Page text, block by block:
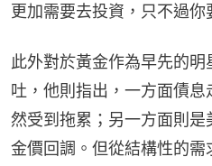
更加需要去投資，只不過你
此外對於黃金作為早先的明
吐，他則指出，一方面債
然受到拖累；另一方面則
金價回調。但從結構性的